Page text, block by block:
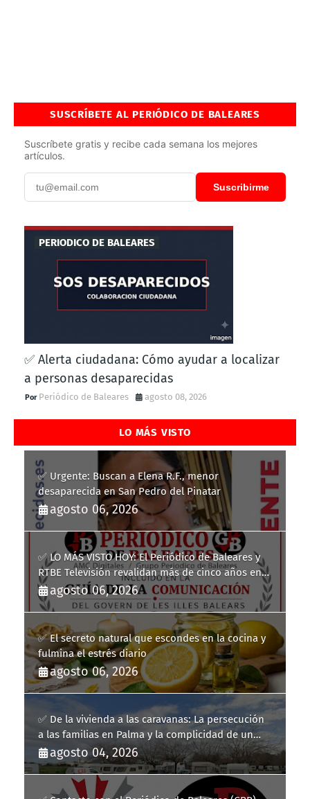
SUSCRÍBETE AL PERIÓDICO DE BALEARES
Suscríbete gratis y recibe cada semana los mejores
artículos.
Suscribirme
PERIODICO DE BALEARES
✅ Alerta ciudadana: Cómo ayudar a localizar
a personas desaparecidas
Periódico de Baleares agosto 08, 2026
LO MÁS VISTO
✅ Urgente: Buscan a Elena R.F., menor
desaparecida en San Pedro del Pinatar
agosto 06, 2026
✅ LO MÁS VISTO HOY: El Periódico de Baleares y
RTBE Televisión revalidan más de cinco años en
la Guía de la Comunicación del Govern de les Illes
Balears
agosto 06, 2026
✅ El secreto natural que escondes en la cocina y
fulmina el estrés diario
agosto 06, 2026
✅ De la vivienda a las caravanas: La persecución
a las familias en Palma y la complicidad de un
fracaso heredado
agosto 04, 2026